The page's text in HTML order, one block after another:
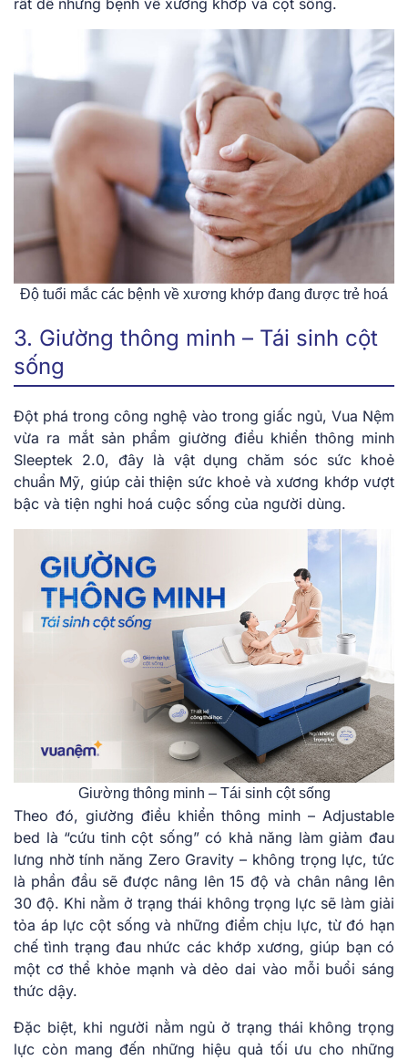
Độ tuổi mắc các bệnh về xương khớp đang được trẻ hoá
3. Giường thông minh – Tái sinh cột
sống
Đột phá trong công nghệ vào trong giấc ngủ, Vua Nệm
vừa ra mắt sản phẩm giường điều khiển thông minh
Sleeptek 2.0, đây là vật dụng chăm sóc sức khoẻ
chuẩn Mỹ, giúp cải thiện sức khoẻ và xương khớp vượt
bậc và tiện nghi hoá cuộc sống của người dùng.
Giường thông minh – Tái sinh cột sống
Theo đó, giường điều khiển thông minh – Adjustable
bed là “cứu tinh cột sống” có khả năng làm giảm đau
lưng nhờ tính năng Zero Gravity – không trọng lực, tức
là phần đầu sẽ được nâng lên 15 độ và chân nâng lên
30 độ. Khi nằm ở trạng thái không trọng lực sẽ làm giải
tỏa áp lực cột sống và những điểm chịu lực, từ đó hạn
chế tình trạng đau nhức các khớp xương, giúp bạn có
một cơ thể khỏe mạnh và dẻo dai vào mỗi buổi sáng
thức dậy.
Đặc biệt, khi người nằm ngủ ở trạng thái không trọng
lực còn mang đến những hiệu quả tối ưu cho những